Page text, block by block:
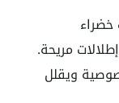
خضراء
مريحة.
ويقلل